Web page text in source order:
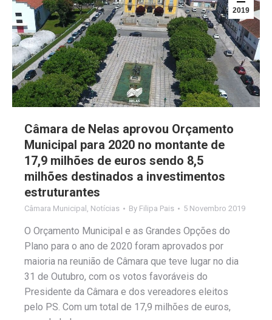
2019
Câmara de Nelas aprovou Orçamento
Municipal para 2020 no montante de
17,9 milhões de euros sendo 8,5
milhões destinados a investimentos
estruturantes
Câmara Municipal , Notícias By Filipa Pais 5 Novembro 2019
O Orçamento Municipal e as Grandes Opções do
Plano para o ano de 2020 foram aprovados por
maioria na reunião de Câmara que teve lugar no dia
31 de Outubro, com os votos favoráveis do
Presidente da Câmara e dos vereadores eleitos
pelo PS. Com um total de 17,9 milhões de euros,